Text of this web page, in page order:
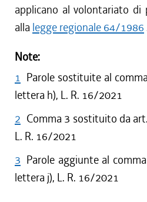
applicano al volontariato di
alla legge regionale 64/1986
Note:
1 Parole sostituite al
lettera h), L. R. 16/2021
2 Comma 3 sostituito da
L. R. 16/2021
3 Parole aggiunte al
lettera j), L. R. 16/2021